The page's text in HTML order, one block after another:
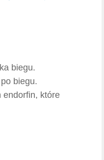
biegu.
biegu.
endorfin, które